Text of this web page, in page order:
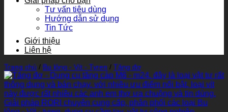
Tư vấn tiêu dùng
Hướng dẫn sử dụng
Tin Tức
Giới thiệu
Liên hệ
Trang chủ / Bu lông - Vít - Tyren / Tăng đơ